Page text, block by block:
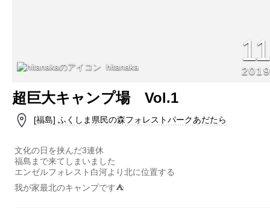
hitanaka 2019
超巨大キャンプ場 Vol.1
[福島] ふくしま県民の森フォレストパークあだたら
文化の日を挟んだ3連休
福島まで来てしまいました
エンゼルフォレスト白河より北に位置する
我が家最北のキャンプです⛺️